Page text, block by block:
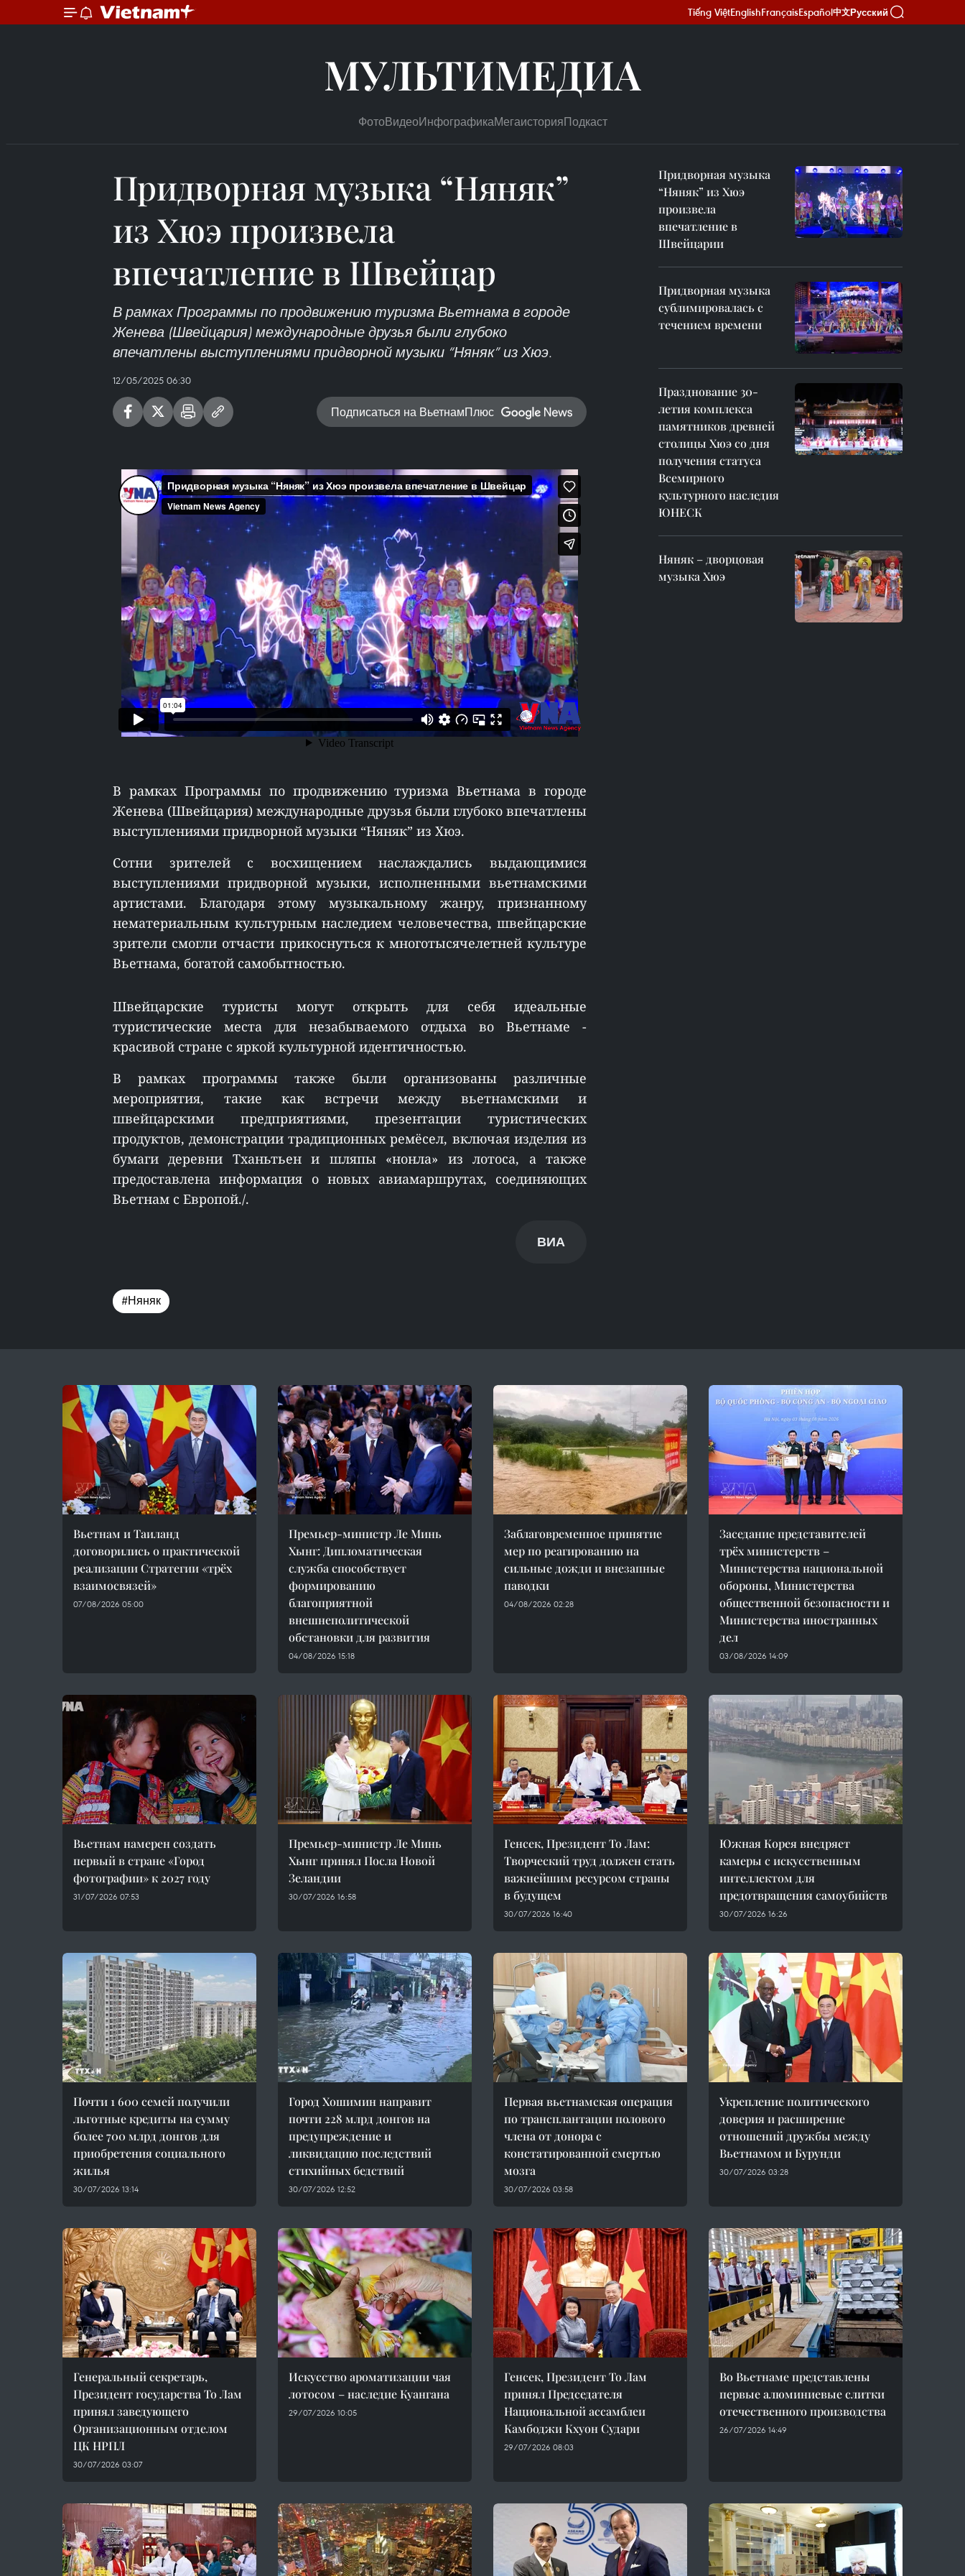
Tiếng ViệtEnglishFrançaisEspañol中文Русский
МУЛЬТИМЕДИА
ФотоВидеоИнфографикаМегаисторияПодкаст
Придворная музыка “Няняк”
из Хюэ произвела
впечатление в Швейцар
В рамках Программы по продвижению туризма Вьетнама в городе
Женева (Швейцария) международные друзья были глубоко
впечатлены выступлениями придворной музыки “Няняк” из Хюэ.
12/05/2025 06:30
Подписаться на ВьетнамПлюс
В рамках Программы по продвижению туризма Вьетнама в городе
Женева (Швейцария) международные друзья были глубоко впечатлены
выступлениями придворной музыки “Няняк” из Хюэ.
Сотни зрителей с восхищением наслаждались выдающимися
выступлениями придворной музыки, исполненными вьетнамскими
артистами. Благодаря этому музыкальному жанру, признанному
нематериальным культурным наследием человечества, швейцарские
зрители смогли отчасти прикоснуться к многотысячелетней культуре
Вьетнама, богатой самобытностью.
Швейцарские туристы могут открыть для себя идеальные
туристические места для незабываемого отдыха во Вьетнаме -
красивой стране с яркой культурной идентичностью.
В рамках программы также были организованы различные
мероприятия, такие как встречи между вьетнамскими и
швейцарскими предприятиями, презентации туристических
продуктов, демонстрации традиционных ремёсел, включая изделия из
бумаги деревни Тханьтьен и шляпы «нонла» из лотоса, а также
предоставлена информация о новых авиамаршрутах, соединяющих
Вьетнам с Европой./.
ВИА
#Няняк
Придворная музыка
“Няняк” из Хюэ
произвела
впечатление в
Швейцарии
Придворная музыка
сублимировалась с
течением времени
Празднование 30-
летия комплекса
памятников древней
столицы Хюэ со дня
получения статуса
Всемирного
культурного наследия
ЮНЕСК
Няняк – дворцовая
музыка Хюэ
Вьетнам и Таиланд
договорились о практической
реализации Стратегии «трёх
взаимосвязей»
07/08/2026 05:00
Премьер-министр Ле Минь
Хынг: Дипломатическая
служба способствует
формированию
благоприятной
внешнеполитической
обстановки для развития
04/08/2026 15:18
Заблаговременное принятие
мер по реагированию на
сильные дожди и внезапные
паводки
04/08/2026 02:28
Заседание представителей
трёх министерств –
Министерства национальной
обороны, Министерства
общественной безопасности и
Министерства иностранных
дел
03/08/2026 14:09
Вьетнам намерен создать
первый в стране «Город
фотографии» к 2027 году
31/07/2026 07:53
Премьер-министр Ле Минь
Хынг принял Посла Новой
Зеландии
30/07/2026 16:58
Генсек, Президент То Лам:
Творческий труд должен стать
важнейшим ресурсом страны
в будущем
30/07/2026 16:40
Южная Корея внедряет
камеры с искусственным
интеллектом для
предотвращения самоубийств
30/07/2026 16:26
Почти 1 600 семей получили
льготные кредиты на сумму
более 700 млрд донгов для
приобретения социального
жилья
30/07/2026 13:14
Город Хошимин направит
почти 228 млрд донгов на
предупреждение и
ликвидацию последствий
стихийных бедствий
30/07/2026 12:52
Первая вьетнамская операция
по трансплантации полового
члена от донора с
констатированной смертью
мозга
30/07/2026 03:58
Укрепление политического
доверия и расширение
отношений дружбы между
Вьетнамом и Бурунди
30/07/2026 03:28
Генеральный секретарь,
Президент государства То Лам
принял заведующего
Организационным отделом
ЦК НРПЛ
30/07/2026 03:07
Искусство ароматизации чая
лотосом – наследие Куангана
29/07/2026 10:05
Генсек, Президент То Лам
принял Председателя
Национальной ассамблеи
Камбоджи Кхуон Судари
29/07/2026 08:03
Во Вьетнаме представлены
первые алюминиевые слитки
отечественного производства
26/07/2026 14:49